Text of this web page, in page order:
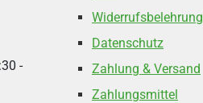
-
Widerrufsbelehrung
Datenschutz
Zahlung & Versand
Zahlungsmittel